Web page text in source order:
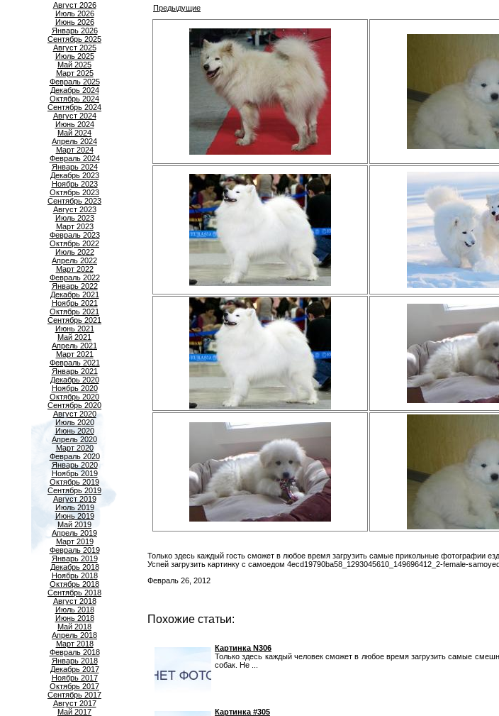
Август 2026
Июль 2026
Июнь 2026
Январь 2026
Сентябрь 2025
Август 2025
Июль 2025
Май 2025
Март 2025
Февраль 2025
Декабрь 2024
Октябрь 2024
Сентябрь 2024
Август 2024
Июнь 2024
Май 2024
Апрель 2024
Март 2024
Февраль 2024
Январь 2024
Декабрь 2023
Ноябрь 2023
Октябрь 2023
Сентябрь 2023
Август 2023
Июль 2023
Март 2023
Февраль 2023
Октябрь 2022
Июль 2022
Апрель 2022
Март 2022
Февраль 2022
Январь 2022
Декабрь 2021
Ноябрь 2021
Октябрь 2021
Сентябрь 2021
Июнь 2021
Май 2021
Апрель 2021
Март 2021
Февраль 2021
Январь 2021
Декабрь 2020
Ноябрь 2020
Октябрь 2020
Сентябрь 2020
Август 2020
Июль 2020
Июнь 2020
Апрель 2020
Март 2020
Февраль 2020
Январь 2020
Ноябрь 2019
Октябрь 2019
Сентябрь 2019
Август 2019
Июль 2019
Июнь 2019
Май 2019
Апрель 2019
Март 2019
Февраль 2019
Январь 2019
Декабрь 2018
Ноябрь 2018
Октябрь 2018
Сентябрь 2018
Август 2018
Июль 2018
Июнь 2018
Май 2018
Апрель 2018
Март 2018
Февраль 2018
Январь 2018
Декабрь 2017
Ноябрь 2017
Октябрь 2017
Сентябрь 2017
Август 2017
Май 2017
Предыдущие
Только здесь каждый гость сможет в любое время загрузить самые прикольные фотографии
Успей загрузить картинку с самоедом 4ecd19790ba58_1293045610_149696412_2-female-
Февраль 26, 2012
Похожие статьи:
Картинка N306
Только здесь каждый человек сможет в любое время загрузить самые
собак. Не ...
Картинка #305